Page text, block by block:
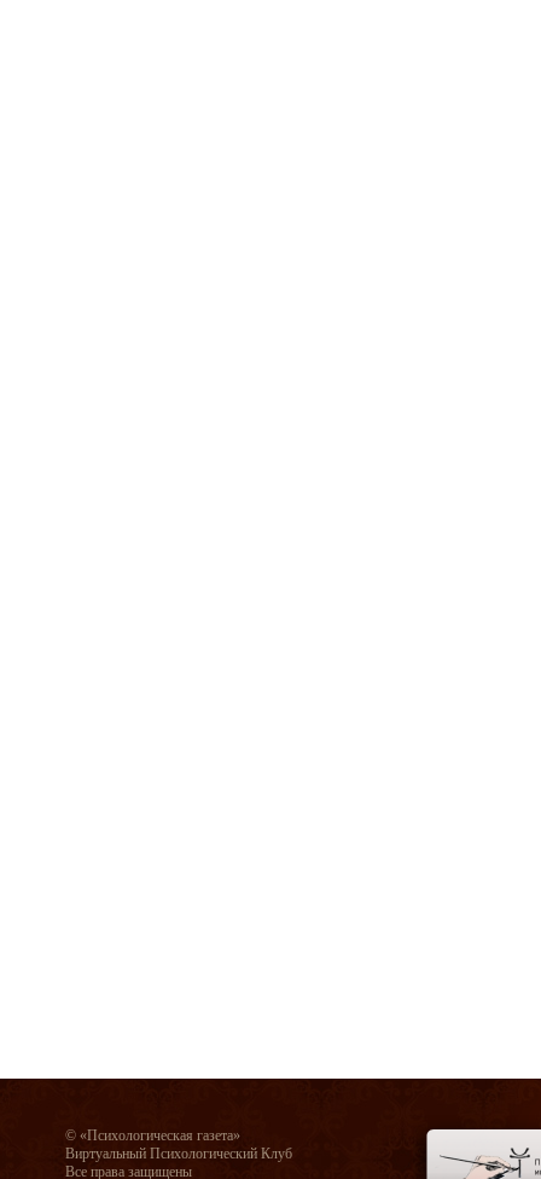
© «Психологическая газета»
Виртуальный Психологический Клуб
Все права защищены